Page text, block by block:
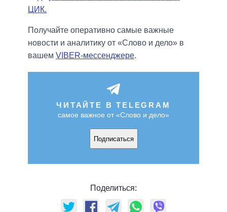
ЦИК.
Получайте оперативно самые важные
новости и аналитику от «Слово и дело» в
вашем VIBER-мессенджере.
ЧИТАЙТЕ В TELEGRAM
самое важное от «Слово и дело»
Подписаться
Поделиться: